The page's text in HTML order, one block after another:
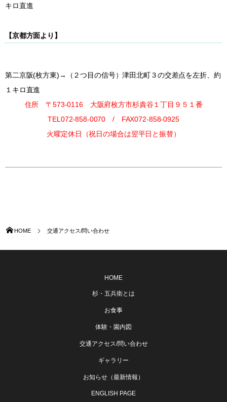
キロ直進
【京都方面より】
第二京阪(枚方東)→（２つ目の信号）津田北町３の交差点を左折、約
１キロ直進
住所 〒573-0116 大阪府枚方市杉責谷１丁目９５１番
TEL072-858-0070 / FAX072-858-0925
火曜定休日（祝日の場合は翌平日と振替）
HOME 交通アクセス/問い合わせ
HOME
杉・五兵衛とは
お食事
体験・園内図
交通アクセス/問い合わせ
ギャラリー
お知らせ（最新情報）
ENGLISH PAGE